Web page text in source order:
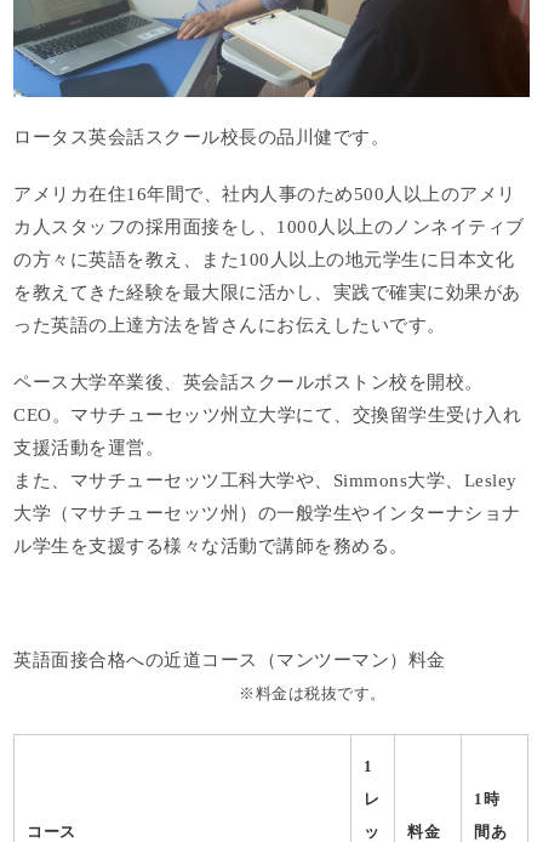
ロータス英会話スクール校長の品川健です。
アメリカ在住16年間で、社内人事のため500人以上のアメリ
カ人スタッフの採用面接をし、1000人以上のノンネイティブ
の方々に英語を教え、また100人以上の地元学生に日本文化
を教えてきた経験を最大限に活かし、実践で確実に効果があ
った英語の上達方法を皆さんにお伝えしたいです。
ペース大学卒業後、英会話スクールボストン校を開校。
CEO。マサチューセッツ州立大学にて、交換留学生受け入れ
支援活動を運営。
また、マサチューセッツ工科大学や、Simmons大学、Lesley
大学（マサチューセッツ州）の一般学生やインターナショナ
ル学生を支援する様々な活動で講師を務める。
英語面接合格への近道コース（マンツーマン）料金
※料金は税抜です。
コース
1
レ
ッ
料金
1 時
間あ